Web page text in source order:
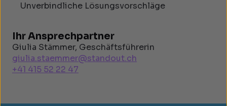
Unverbindliche Lösungsvorschläge
Ihr Ansprechpartner
Giulia Stämmer, Geschäftsführerin
giulia.staemmer@standout.ch
+41 415 52 22 47